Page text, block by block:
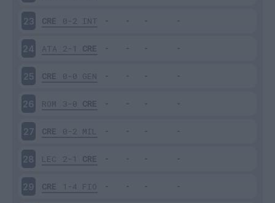
23 CRE 0-2 INT
24 ATA 2-1 CRE
25 CRE 0-0 GEN
26 ROM 3-0 CRE
27 CRE 0-2 MIL
28 LEC 2-1 CRE
29 CRE 1-4 FIO